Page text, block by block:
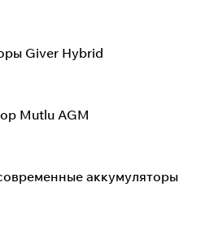
Giver Hybrid
Mutlu AGM
аккумуляторы